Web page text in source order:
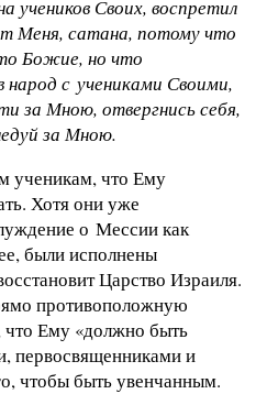
учеников Своих, воспретил
Меня, сатана, потому что
Божие, но что
народ с учениками Своими,
за Мною, отвергнись себя,
за Мною.
ученикам, что Ему
Хотя они уже
о Мессии как
были исполнены
Царство Израиля.
противоположную
что Ему «должно быть
первосвященниками и
чтобы быть увенчанным.